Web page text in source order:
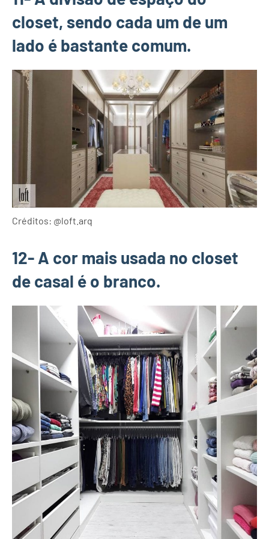
closet, sendo cada um de um
lado é bastante comum.
Créditos: @loft.arq
12- A cor mais usada no closet
de casal é o branco.